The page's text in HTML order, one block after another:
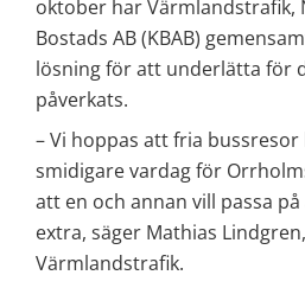
oktober har Värmlandstrafik,
Bostads AB (KBAB)
lösning för att underlätta för
påverkats.
– Vi hoppas att fria
smidigare vardag för
att en och annan vill passa
extra, säger Mathias
Värmlandstrafik.